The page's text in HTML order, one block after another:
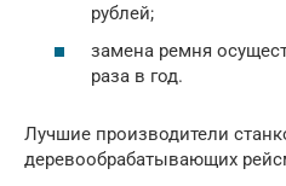
рублей;
замена ремня
раза в год.
Лучшие производители
деревообрабатывающих